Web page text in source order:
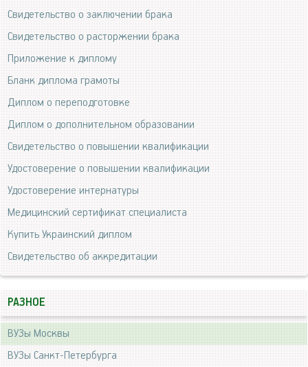
Свидетельство о заключении брака
Свидетельство о расторжении брака
Приложение к диплому
Бланк диплома грамоты
Диплом о переподготовке
Диплом о дополнительном образовании
Свидетельство о повышении квалификации
Удостоверение о повышении квалификации
Удостоверение интернатуры
Медицинский сертификат специалиста
Купить Украинский диплом
Свидетельство об аккредитации
РАЗНОЕ
ВУЗы Москвы
ВУЗы Санкт-Петербурга